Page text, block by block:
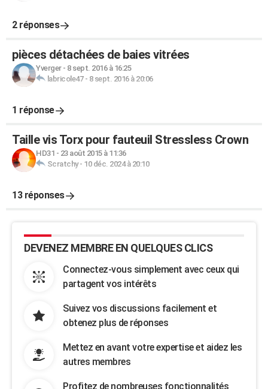
2 réponses
pièces détachées de baies vitrées
Yverger- 8 sept. 2016 à 16:25
labricole47- 8 sept. 2016 à 20:06
1 réponse
Taille vis Torx pour fauteuil Stressless Crown
HD31 - 23 août 2015 à 11:36
Scratchy- 10 déc. 2024 à 20:10
13 réponses
DEVENEZ MEMBRE EN QUELQUES CLICS
Connectez-vous simplement avec ceux qui
partagent vos intérêts
Suivez vos discussions facilement et
obtenez plus de réponses
Mettez en avant votre expertise et aidez les
autres membres
Profitez de nombreuses fonctionnalités